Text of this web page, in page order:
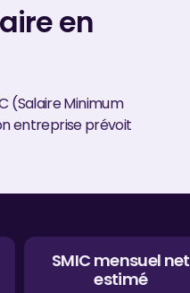
en
(Salaire Minimum
entreprise prévoit
SMIC mensuel net
estimé